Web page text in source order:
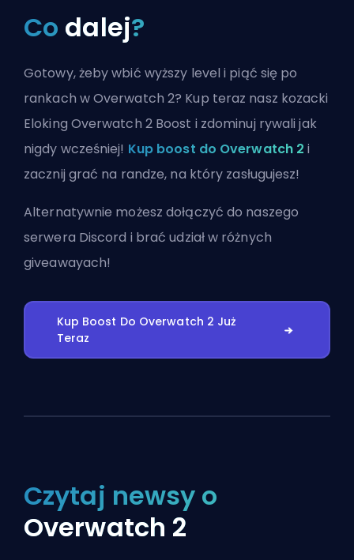
Co dalej?
Gotowy, żeby wbić wyższy level i piąć się po
rankach w Overwatch 2? Kup teraz nasz kozacki
Eloking Overwatch 2 Boost i zdominuj rywali jak
nigdy wcześniej! Kup boost do Overwatch 2 i
zacznij grać na randze, na który zasługujesz!
Alternatywnie możeszdołączyć do naszego
serwera Discord i brać udział w różnych
giveawayach!
Kup Boost Do Overwatch 2 Już
Teraz
Czytaj newsy o
Overwatch 2